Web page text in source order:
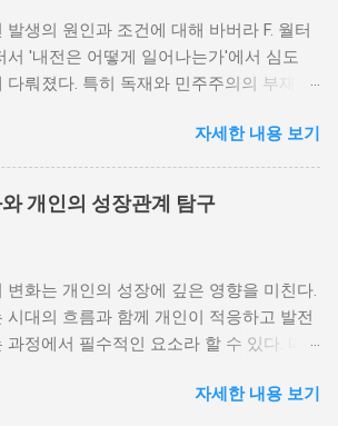
발생의 원인과 조건에 대해 바버라 F. 월터
서 '내전은 어떻게 일어나는가'에서 심도
다뤄졌다. 특히 독재와 민주주의의 부재가
적 파벌화와 경제·군사 체제의 불안정성이
촉매제가 된다는 사실은 우리에게 중요
훈을 준다. 정치적 불안정성과 내전 발발
정치적 불안정성은 내전 발발의 핵심 요인
등이 심화되고, 이로 인해 내전의 위험이
한다. 이와 같은 경우, 국민들은 정부에 대
만을 느끼고, 체제 전복을 위해 무장 세력
적으로도 정치적 불안정성이 높은 국가에
자세한 내용 보기
개인의 성장관계 탐구
변화는 개인의 성장에 깊은 영향을 미친다.
시대의 흐름과 함께 개인이 적응하고 발전
과정에서 필수적인 요소라 할 수 있다. 따
하는 것이 필요하다. 사회 변화의 의미와 구
자세한 내용 보기